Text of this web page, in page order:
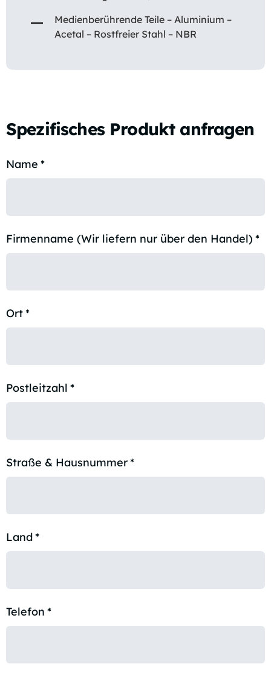
Medienberührende Teile – Aluminium –
Acetal – Rostfreier Stahl – NBR
Spezifisches Produkt anfragen
Name *
Firmenname (Wir liefern nur über den Handel) *
Ort*
Postleitzahl *
Straße & Hausnummer*
Land*
Telefon *